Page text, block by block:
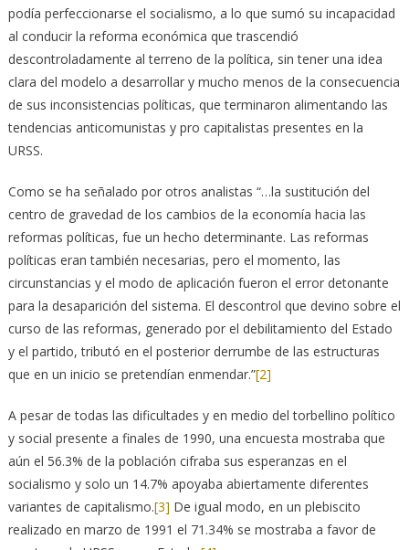
podía perfeccionarse el socialismo, a lo que sumó su incapacidad
al conducir la reforma económica que trascendió
descontroladamente al terreno de la política, sin tener una idea
clara del modelo a desarrollar y mucho menos de la consecuencia
de sus inconsistencias políticas, que terminaron alimentando las
tendencias anticomunistas y pro capitalistas presentes en la
URSS.
Como se ha señalado por otros analistas “…la sustitución del
centro de gravedad de los cambios de la economía hacia las
reformas políticas, fue un hecho determinante. Las reformas
políticas eran también necesarias, pero el momento, las
circunstancias y el modo de aplicación fueron el error detonante
para la desaparición del sistema. El descontrol que devino sobre el
curso de las reformas, generado por el debilitamiento del Estado
y el partido, tributó en el posterior derrumbe de las estructuras
que en un inicio se pretendían enmendar.”[2]
A pesar de todas las dificultades y en medio del torbellino político
y social presente a finales de 1990, una encuesta mostraba que
aún el 56.3% de la población cifraba sus esperanzas en el
socialismo y solo un 14.7% apoyaba abiertamente diferentes
variantes de capitalismo.[3] De igual modo, en un plebiscito
realizado en marzo de 1991 el 71.34% se mostraba a favor de